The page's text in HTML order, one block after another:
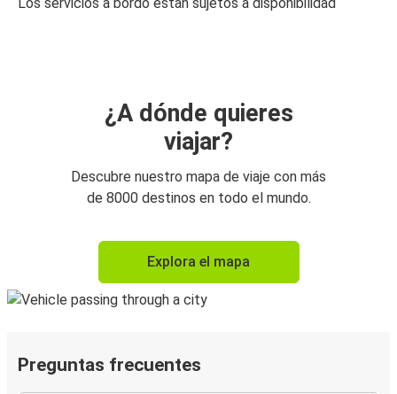
¿A dónde quieres
viajar?
Descubre nuestro mapa de viaje con más
de 8000 destinos en todo el mundo.
Explora el mapa
Preguntas frecuentes